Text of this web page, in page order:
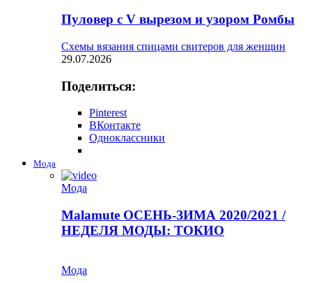
Пуловер с V вырезом и узором Ромбы
Схемы вязания спицами свитеров для женщин
29.07.2026
Поделиться:
Pinterest
ВКонтакте
Одноклассники
Мода
Мода
Malamute ОСЕНЬ-ЗИМА 2020/2021 /
НЕДЕЛЯ МОДЫ: ТОКИО
Мода